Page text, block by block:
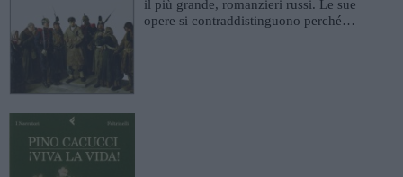
il più grande, romanzieri russi. Le sue
opere si contraddistinguono perché